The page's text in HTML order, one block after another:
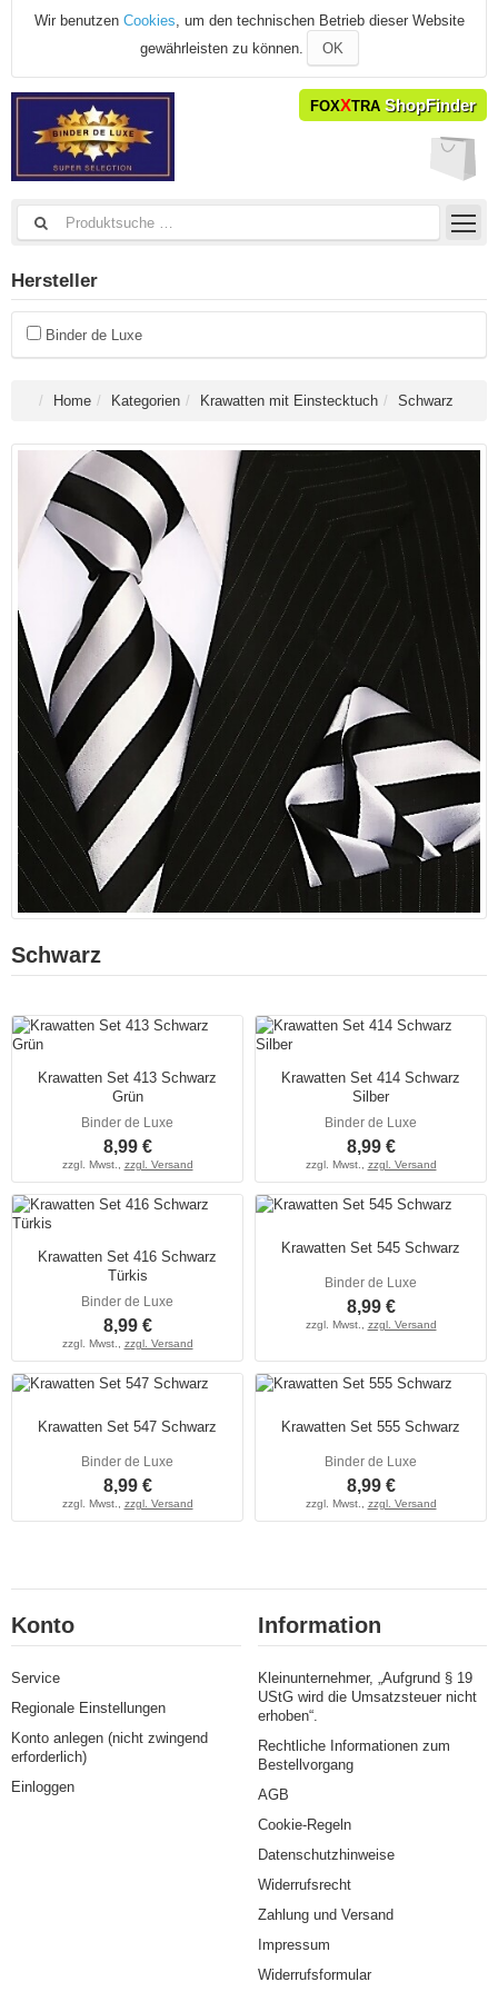
Wir benutzen Cookies, um den technischen Betrieb dieser Website
gewährleisten zu können.
OK
FOXXTRA ShopFinder
Hersteller
Binder de Luxe
Home Kategorien Krawatten mit Einstecktuch Schwarz
Schwarz
Krawatten Set 413 Schwarz
Grün
Binder de Luxe
8,99 €
zzgl. Mwst., zzgl. Versand
Krawatten Set 414 Schwarz
Silber
Binder de Luxe
8,99 €
zzgl. Mwst., zzgl. Versand
Krawatten Set 416 Schwarz
Türkis
Binder de Luxe
8,99 €
zzgl. Mwst., zzgl. Versand
Krawatten Set 545 Schwarz
Binder de Luxe
8,99 €
zzgl. Mwst., zzgl. Versand
Krawatten Set 547 Schwarz
Binder de Luxe
8,99 €
zzgl. Mwst., zzgl. Versand
Krawatten Set 555 Schwarz
Binder de Luxe
8,99 €
zzgl. Mwst., zzgl. Versand
Konto
Service
Regionale Einstellungen
Konto anlegen (nicht zwingend
erforderlich)
Einloggen
Information
Kleinunternehmer, „Aufgrund § 19
UStG wird die Umsatzsteuer nicht
erhoben“.
Rechtliche Informationen zum
Bestellvorgang
AGB
Cookie-Regeln
Datenschutzhinweise
Widerrufsrecht
Zahlung und Versand
Impressum
Widerrufsformular